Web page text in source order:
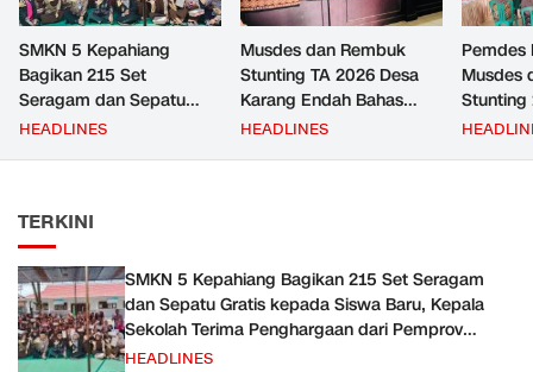
SMKN 5 Kepahiang
Bagikan 215 Set
Seragam dan Sepatu
Gratis kepada Siswa
HEADLINES
Musdes dan Rembuk
Stunting TA 2026 Desa
Karang Endah Bahas
Prioritas RKPDes dan
HEADLINES
Pemdes
Musdes
Stunting
Prioritas
TERKINI
SMKN 5 Kepahiang Bagikan 215 Set Seragam
dan Sepatu Gratis kepada Siswa Baru, Kepala
Sekolah Terima Penghargaan dari Pemprov
Bengkulu
HEADLINES